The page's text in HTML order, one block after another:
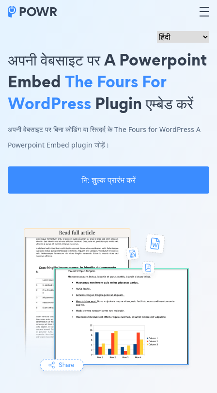
अपनी वेबसाइट पर A Powerpoint
Embed The Fours For
WordPress Plugin एम्बेड करें
अपनी वेबसाइट पर बिना कोडिंग या सिरदर्द के The Fours for WordPress A
Powerpoint Embed plugin जोड़ें।
नि: शुल्क प्रारंभ करें